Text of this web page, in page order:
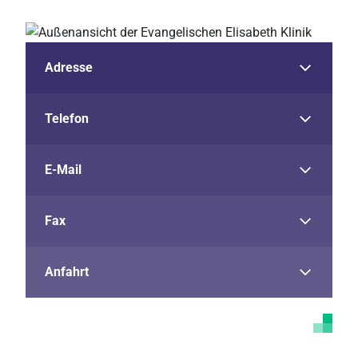
Adresse
Telefon
E-Mail
Fax
Anfahrt